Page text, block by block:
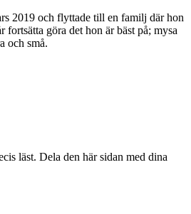
2019 och flyttade till en familj där hon
fortsätta göra det hon är bäst på; mysa
och små.
läst. Dela den här sidan med dina